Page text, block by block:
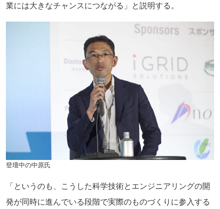
業には大きなチャンスにつながる」と説明する。
登壇中の中原氏
「というのも、こうした科学技術とエンジニアリングの開
発が同時に進んでいる段階で実際のものづくりに参入する